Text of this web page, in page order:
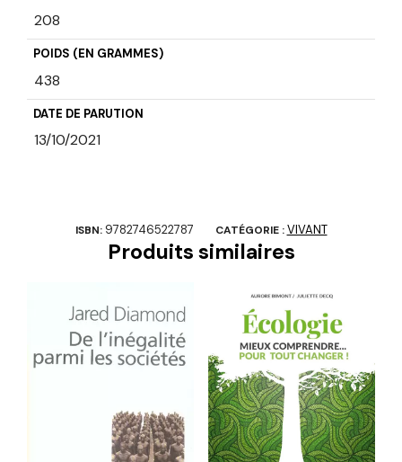
208
POIDS (EN GRAMMES)
438
DATE DE PARUTION
13/10/2021
ISBN: 9782746522787 CATÉGORIE :VIVANT
Produits similaires